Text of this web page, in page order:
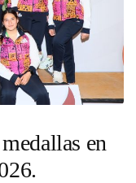
en